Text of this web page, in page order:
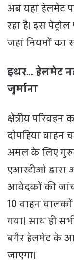
अब यहां हेलमेट
रहा है। इस
जहां नियमों का
इधर… हेलमेट
जुर्माना
क्षेत्रीय परिवहन
दोपहिया
अमल के लिए
एआरटीओ द्वारा
आवेदकों की
10 वाहन चालकों
गया। साथ ही
बगैर हेलमेट के
जाएगा।